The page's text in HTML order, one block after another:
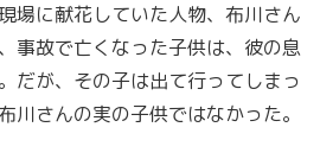
場に献花していた人物、布川さん
事故で亡くなった子供は、彼の息
だが、その子は出て行ってしまっ
川さんの実の子供ではなかった。